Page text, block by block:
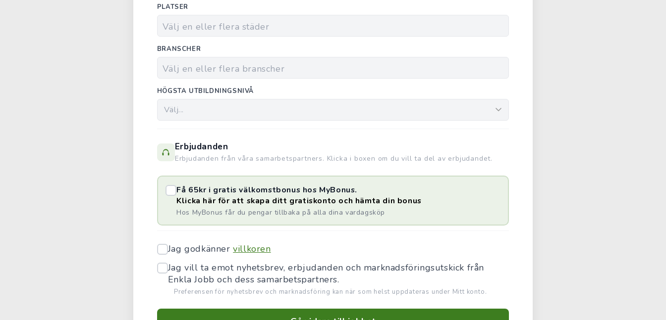
PLATSER
BRANSCHER
HÖGSTA UTBILDNINGSNIVÅ
Erbjudanden
Erbjudanden från våra samarbetspartners. Klicka i boxen om du vill ta del av erbjudandet.
Få 65kr i gratis välkomstbonus hos MyBonus.
Klicka här för att skapa ditt gratiskonto och hämta din bonus
Hos MyBonus får du pengar tillbaka på alla dina vardagsköp
Jag godkännervillkoren
Jag vill ta emot nyhetsbrev, erbjudanden och marknadsföringsutskick från
Enkla Jobb och dess samarbetspartners.
Preferensen för nyhetsbrev och marknadsföring kan när som helst uppdateras under Mitt konto.